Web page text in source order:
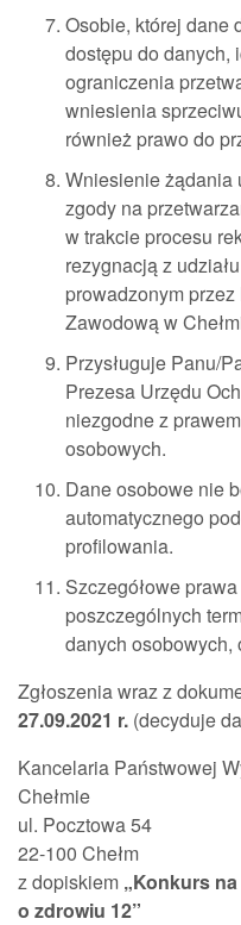
Osobie, której dane
dostępu do danych,
ograniczenia
wniesienia
również prawo do
Wniesienie żądania
zgody na
w trakcie procesu
rezygnacją z
prowadzonym
Zawodową w
Przysługuje Panu/
Prezesa Urzędu
niezgodne z
osobowych.
Dane osobowe nie
automatycznego
profilowania.
Szczegółowe
poszczególnych
danych osobowych,
Zgłoszenia wraz z
27.09.2021 r. (decyduje
Kancelaria Państwowej
Chełmie
ul. Pocztowa 54
22-100 Chełm
z dopiskiem „Konkurs
o zdrowiu 12”